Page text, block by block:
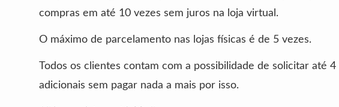
compras em até 10 vezes sem juros na loja virtual.
O máximo de parcelamento nas lojas físicas é de 5 vezes.
Todos os clientes contam com a possibilidade de solicitar até 4
adicionais sem pagar nada a mais por isso.